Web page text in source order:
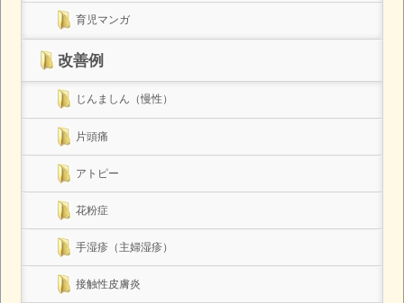
育児マンガ
改善例
じんましん（慢性）
片頭痛
アトピー
花粉症
手湿疹（主婦湿疹）
接触性皮膚炎